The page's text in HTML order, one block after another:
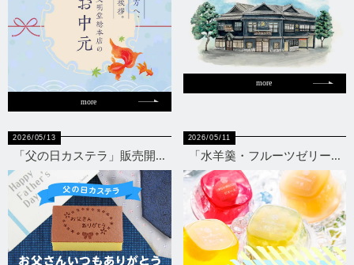
more
more
2026/05/13
「父の日カステラ」販売開...
2026/05/11
「水羊羹・フルーツゼリー...